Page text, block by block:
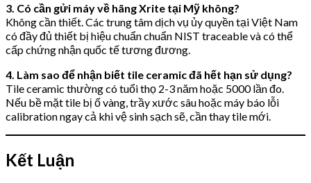
3. Có cần gửi máy về hãng Xrite tại Mỹ không?
Không cần thiết. Các trung tâm dịch vụ ủy quyền tại Việt Nam
có đầy đủ thiết bị hiệu chuẩn chuẩn NIST traceable và có thể
cấp chứng nhận quốc tế tương đương.
4. Làm sao để nhận biết tile ceramic đã hết hạn sử dụng?
Tile ceramic thường có tuổi thọ 2-3 năm hoặc 5000 lần đo.
Nếu bề mặt tile bị ố vàng, trầy xước sâu hoặc máy báo lỗi
calibration ngay cả khi vệ sinh sạch sẽ, cần thay tile mới.
Kết Luận